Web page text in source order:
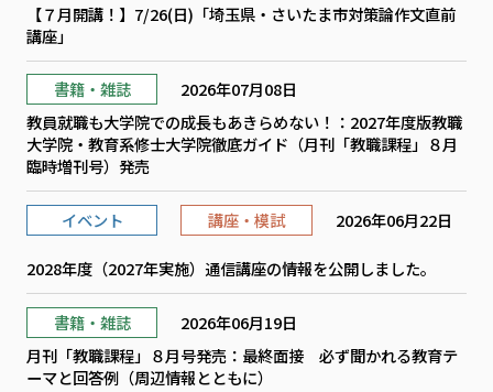
【７月開講！】7/26(日)「埼玉県・さいたま市対策論作文直前
講座」
2026年07月08日
書籍・雑誌
教員就職も大学院での成長もあきらめない！：2027年度版教職
大学院・教育系修士大学院徹底ガイド（月刊「教職課程」８月
臨時増刊号）発売
2026年06月22日
イベント 講座・模試
2028年度（2027年実施）通信講座の情報を公開しました。
2026年06月19日
書籍・雑誌
月刊「教職課程」８月号発売：最終面接 必ず聞かれる教育テ
ーマと回答例（周辺情報とともに）